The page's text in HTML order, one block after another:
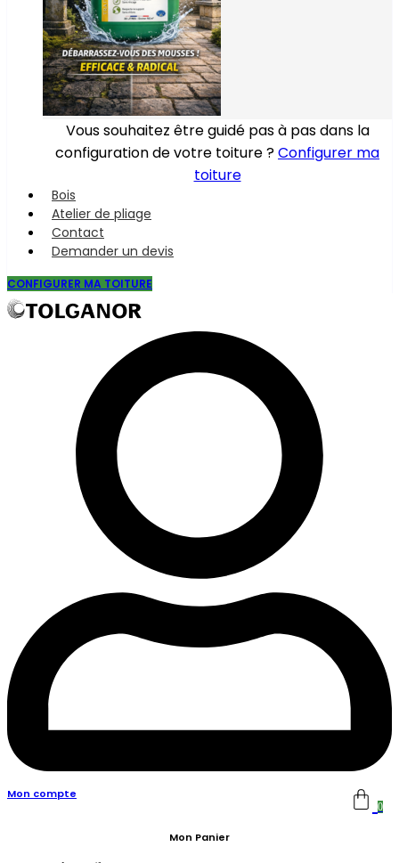
Vous souhaitez être guidé pas à pas dans la
configuration de votre toiture ?Configurer ma
toiture
Bois
Atelier de pliage
Contact
Demander un devis
CONFIGURER MA TOITURE
Mon compte
0
Mon Panier